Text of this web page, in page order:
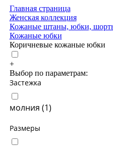
Главная страница
Женская коллекция
Кожаные штаны, юбки,
Кожаные юбки
Коричневые кожаные юбки
+
Выбор по параметрам:
Застежка
молния (1)
Размеры